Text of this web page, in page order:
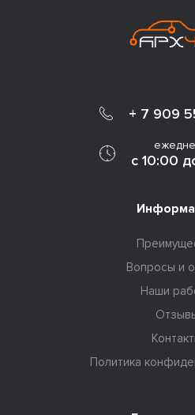
+ 7 909
с 10:00
Вопросы и
Наши
Политика